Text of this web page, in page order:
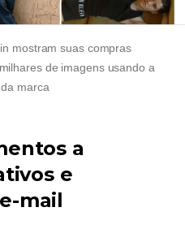
mostram suas compras
de imagens usando a
marca
a
e
mail